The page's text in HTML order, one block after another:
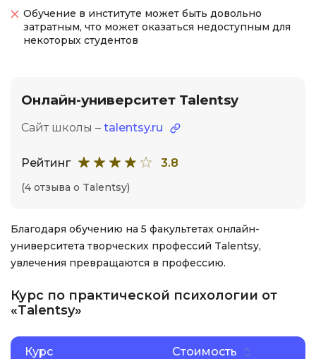
Обучение в институте может быть довольно
затратным, что может оказаться недоступным для
некоторых студентов
Онлайн-университет Talentsy
Сайт школы – talentsy.ru
Рейтинг 3.8
(4 отзыва о Talentsy)
Благодаря обучению на 5 факультетах онлайн-
университета творческих профессий Talentsy,
увлечения превращаются в профессию.
Курс по практической психологии от
«Talentsy»
Курс Стоимость